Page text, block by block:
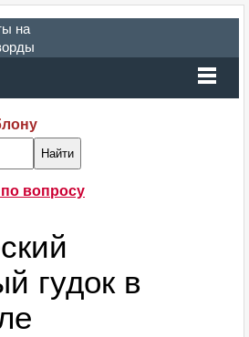
на
вопросу
гудок в